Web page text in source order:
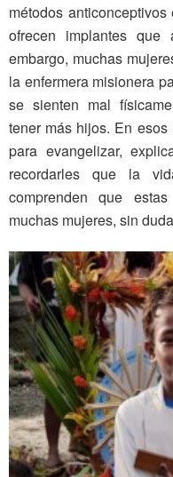
métodos
ofrecen implantes que
embargo, muchas
la enfermera misionera
se sienten mal
tener más hijos. En
para evangelizar,
recordarles que la
comprenden que
muchas mujeres, sin